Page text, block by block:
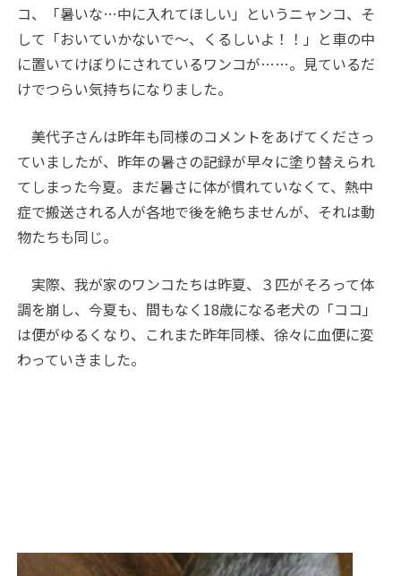
コ、「暑いな…中に入れてほしい」というニャンコ、そ
して「おいていかないで～、くるしいよ！！」と車の中
に置いてけぼりにされているワンコが……。見ているだ
けでつらい気持ちになりました。
美代子さんは昨年も同様のコメントをあげてくださっ
ていましたが、昨年の暑さの記録が早々に塗り替えられ
てしまった今夏。まだ暑さに体が慣れていなくて、熱中
症で搬送される人が各地で後を絶ちませんが、それは動
物たちも同じ。
実際、我が家のワンコたちは昨夏、３匹がそろって体
調を崩し、今夏も、間もなく18歳になる老犬の「ココ」
は便がゆるくなり、これまた昨年同様、徐々に血便に変
わっていきました。